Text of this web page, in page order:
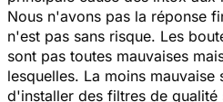
Nous n'avons pas la réponse
n'est pas sans risque. Les
sont pas toutes mauvaises
lesquelles. La moins mauvaise
d'installer des filtres de